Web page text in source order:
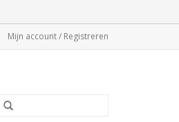
Mijn account / Registreren